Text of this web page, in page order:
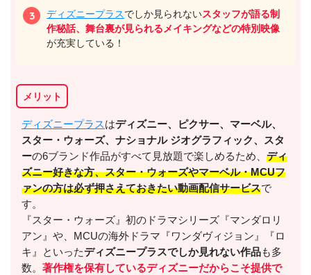
＼＼31日間無料!!お試し解約もOK／／
今すぐ無料でU-NEXTで見る
ディズニープラスでしか見られないスタッフが語る制
作秘話、舞台裏が見られるメイキングなどの特別映像
が充実している！
メリット
ディズニープラスはディズニー、ピクサー、マーベル、
スター・ウォーズ、ナショナル ジオグラフィック、スタ
ーの6ブランド作品がすべて見放題で楽しめるため、 ディ
ズニー好きな方、スター・ウォーズやマーベル・MCUフ
ァンの方は必ず押さえておきたい動画配信サービスで
す。
『スター・ウォーズ』初のドラマシリーズ『マンダロリ
アン』や、MCUの海外ドラマ『ワンダヴィジョン』『ロ
キ』といったディズニープラスでしか見れない作品も多
数。 著作権を保有しているディズニーだからこそ提供で